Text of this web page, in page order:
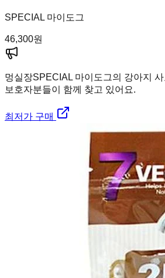
SPECIAL 마이도그
46,300원
멍실장SPECIAL 마이도그의 강아지
보호자분들이 함께 찾고 있어요.
최저가 구매